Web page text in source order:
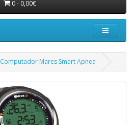
0 - 0,00€
Computador Mares Smart Apnea